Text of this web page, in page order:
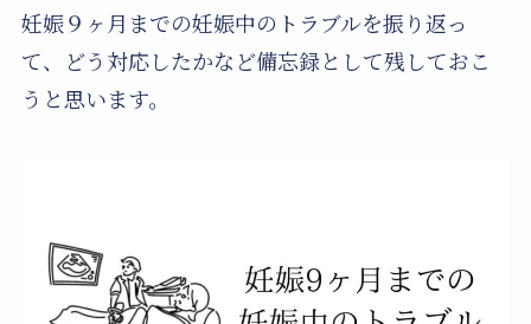
妊娠９ヶ月までの妊娠中のトラブルを振り返っ
て、どう対応したかなど備忘録として残しておこ
うと思います。